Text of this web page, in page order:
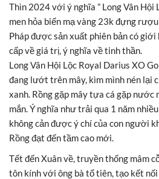
Thìn 2024 với ý nghĩa ” Long Vân Hội
men hỏa biến mạ vàng 23k đựng
Pháp được sản xuất phiên bản có giới
cấp về giá trị, ý nghĩa về tinh thần.
Long Vân Hội Lộc Royal Darius XO
đang lướt trên mây, kìm mình nén lại
xanh. Rồng gặp mây tựa cá gặp nước
mắn. Ý nghĩa như trải qua 1 năm
không cản được ý chí của con người
Rồng đạt đến tầm cao mới.
Tết đến Xuân về, truyền thống mâm
tôn kính với ông bà tổ tiên, tạo kết